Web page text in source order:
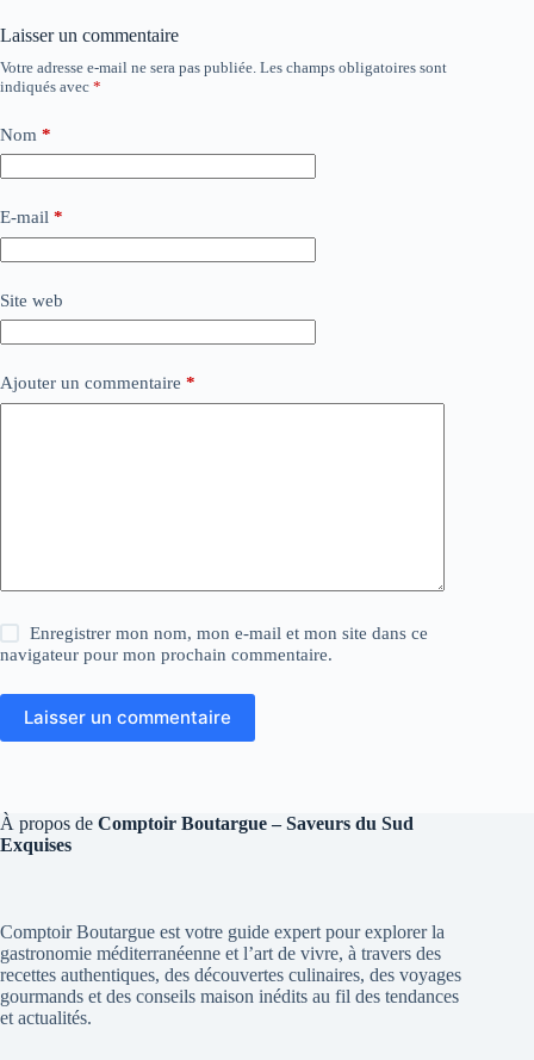
Laisser un commentaire
Votre adresse e-mail ne sera pas publiée. Les champs obligatoires sont
indiqués avec *
Nom *
E-mail *
Site web
Ajouter un commentaire *
Enregistrer mon nom, mon e-mail et mon site dans ce
navigateur pour mon prochain commentaire.
Laisser un commentaire
À propos de Comptoir Boutargue – Saveurs du Sud
Exquises
Comptoir Boutargue est votre guide expert pour explorer la
gastronomie méditerranéenne et l’art de vivre, à travers des
recettes authentiques, des découvertes culinaires, des voyages
gourmands et des conseils maison inédits au fil des tendances
et actualités.